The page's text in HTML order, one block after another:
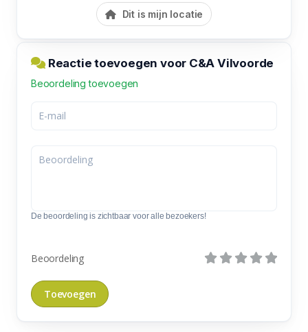
Dit is mijn locatie
Reactie toevoegen voor C&A Vilvoorde
Beoordeling toevoegen
De beoordeling is zichtbaar voor alle bezoekers!
Beoordeling